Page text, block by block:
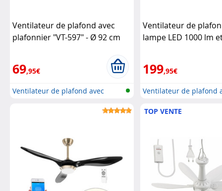
Ventilateur de plafond avec
plafonnier "VT-597" - Ø 92 cm
69,95€
Ventilateur de plafond avec
Ventilateur de
lampe LED 1000 lm
199,95€
Ventilateur de plafond
TOP VENTE